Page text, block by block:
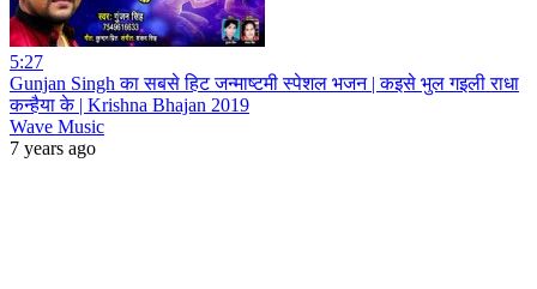
5:27
Gunjan Singh का सबसे हिट जन्माष्टमी स्पेशल भजन | कइसे भुल गइली राधा
कन्हैया के | Krishna Bhajan 2019
Wave Music
7 years ago